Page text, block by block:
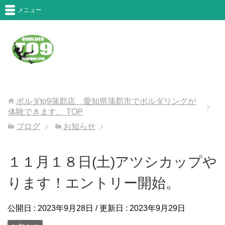
メニュー
ボルダto9蒲郡店 愛知県蒲郡市でボルダリングが
体験できます。
TOP
ブログ
お知らせ
１１月１８日(土)アツシカップや
ります！エントリー開始。
公開日 : 2023年9月28日 / 更新日 : 2023年9月29日